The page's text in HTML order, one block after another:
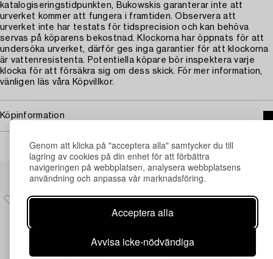
Genom att klicka på "acceptera alla" samtycker du till
lagring av cookies på din enhet för att förbättra
navigeringen på webbplatsen, analysera webbplatsens
användning och anpassa vår marknadsföring.
Acceptera alla
Avvisa icke-nödvändiga
katalogiseringstidpunkten, Bukowskis garanterar inte att
urverket kommer att fungera i framtiden. Observera att
urverket inte har testats för tidsprecision och kan behöva
servas på köparens bekostnad. Klockorna har öppnats för att
undersöka urverket, därför ges inga garantier för att klockorna
är vattenresistenta. Potentiella köpare bör inspektera varje
klocka för att försäkra sig om dess skick. För mer information,
vänligen läs våra Köpvillkor.
Köpinformation
Andra har även tittat på